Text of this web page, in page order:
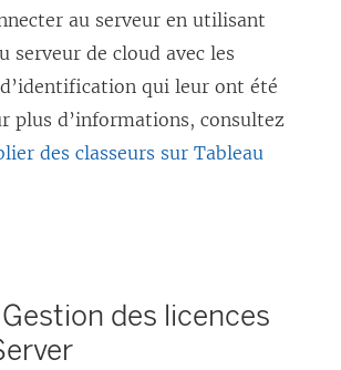
au serveur en utilisant
serveur de cloud avec les
qui leur ont été
plus d’informations, consultez
des classeurs sur Tableau
des licences